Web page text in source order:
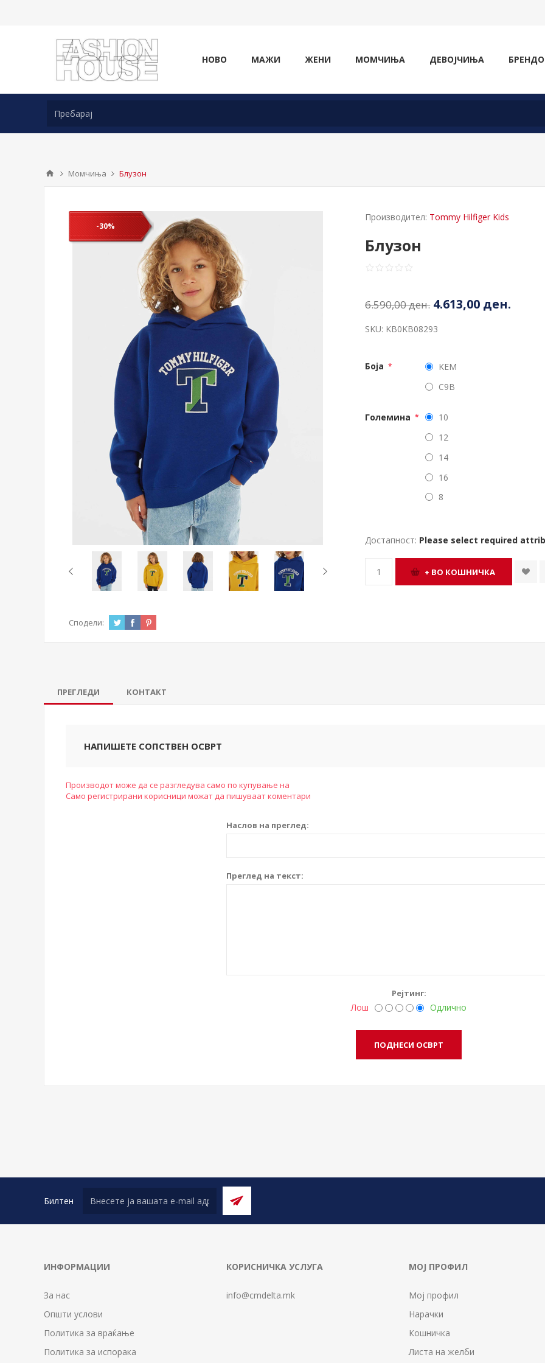
НОВО МАЖИ ЖЕНИ МОМЧИЊА ДЕВОЈЧИЊА
Момчиња Блузон
-30%
Производител: Tommy Hilfiger Kids
Блузон
6.590,00 ден. 4.613,00 ден.
SKU: KB0KB08293
Боја *
KEM
C9B
Големина *
10
12
14
16
8
Достапност: Please select required
Сподели:
ПРЕГЛЕДИ КОНТАКТ
НАПИШЕТЕ СОПСТВЕН ОСВРТ
Производот може да се разгледува само по купување на
Само регистрирани корисници можат да пишуваат коментари
Наслов на преглед:
Преглед на текст:
Рејтинг:
Лош Одлично
Билтен
ИНФОРМАЦИИ
За нас
Општи услови
Политика за враќање
Политика за испорака
КОРИСНИЧКА УСЛУГА
info@cmdelta.mk
МОЈ ПРОФИЛ
Мој профил
Нарачки
Кошничка
Листа на желби